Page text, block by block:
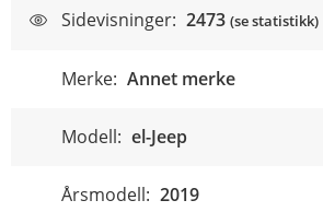
Sidevisninger: 2473 (se statistikk)
Merke: Annet merke
Modell: el-Jeep
Årsmodell: 2019